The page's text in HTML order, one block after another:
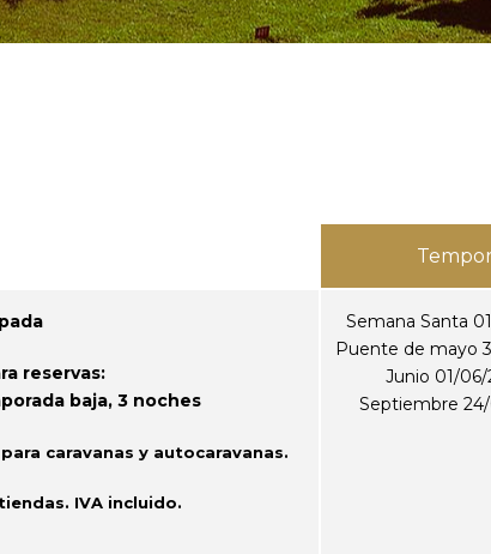
reservas:
baja, 3 noches
caravanas y autocaravanas.
IVA incluido.
Semana Santa
Puente de mayo
Junio 01/
Septiembre